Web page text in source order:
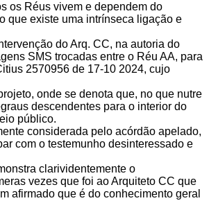
os Réus vivem e dependem do
que existe uma intrínseca ligação e
do Arq. CC, na autoria do
SMS trocadas entre o Réu AA, para
2570956 de 17-10 2024, cujo
onde se denota que, no que nutre
descendentes para o interior do
público.
considerada pelo acórdão apelado,
com o testemunho desinteressado e
clarividentemente o
vezes que foi ao Arquiteto CC que
afirmado que é do conhecimento geral